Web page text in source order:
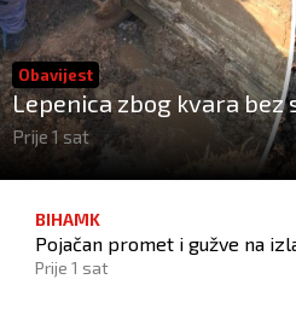
Obavijest
Lepenica zbog kvara bez
Prije 1 sat
BIHAMK
Pojačan promet i gužve na
Prije 1 sat